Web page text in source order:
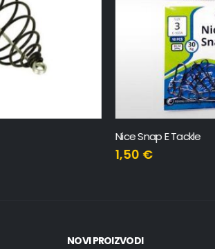
Nice Snap E Tackle
NOVI PROIZVODI